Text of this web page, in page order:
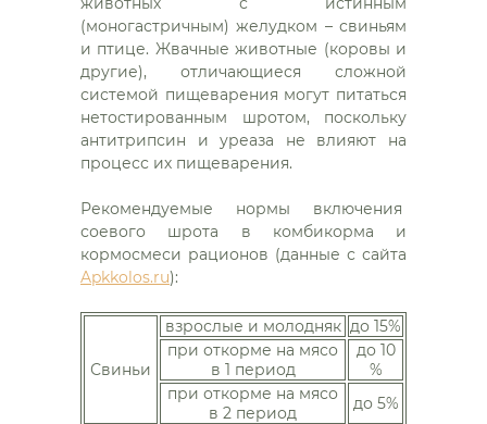
(моногастричным) желудком – свиньям
и птице. Жвачные животные (коровы и
другие), отличающиеся сложной
системой пищеварения могут питаться
нетостированным шротом, поскольку
антитрипсин и уреаза не влияют на
процесс их пищеварения.
Рекомендуемые нормы включения
соевого шрота в комбикорма и
кормосмеси рационов (данные с сайта
Apkkolos.ru):
Свиньи
взрослые и молодняк до 15%
при откорме на мясо
в 1 период
до 10
%
при откорме на мясо
в 2 период
до 5%